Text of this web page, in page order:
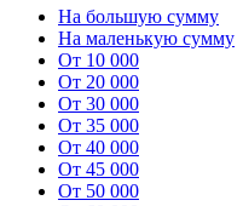
На большую сумму
На маленькую сумму
От 10 000
От 20 000
От 30 000
От 35 000
От 40 000
От 45 000
От 50 000